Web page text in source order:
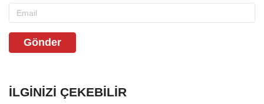
Gönder
İLGINIZI ÇEKEBILIR